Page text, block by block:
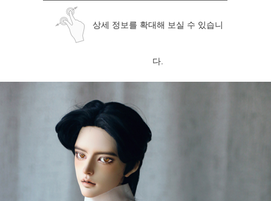
상세 정보를 확대해 보실 수 있습니
다.